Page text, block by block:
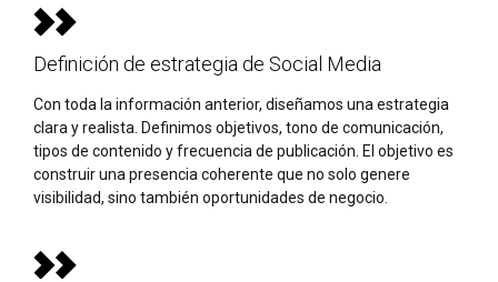
Definición de estrategia de Social Media
Con toda la información anterior, diseñamos una estrategia
clara y realista. Definimos objetivos, tono de comunicación,
tipos de contenido y frecuencia de publicación. El objetivo es
construir una presencia coherente que no solo genere
visibilidad, sino también oportunidades de negocio.